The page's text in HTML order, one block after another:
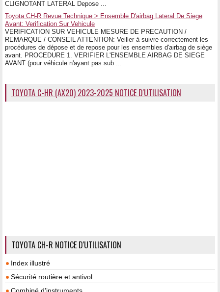
CLIGNOTANT LATERAL Depose ...
Toyota CH-R Revue Technique > Ensemble D'airbag Lateral De Siege
Avant: Verification Sur Vehicule
VERIFICATION SUR VEHICULE MESURE DE PRECAUTION /
REMARQUE / CONSEIL ATTENTION: Veiller à suivre correctement les
procédures de dépose et de repose pour les ensembles d'airbag de siège
avant. PROCEDURE 1. VERIFIER L'ENSEMBLE AIRBAG DE SIEGE
AVANT (pour véhicule n'ayant pas sub ...
TOYOTA C-HR (AX20) 2023-2025 NOTICE D'UTILISATION
TOYOTA CH-R NOTICE D'UTILISATION
Index illustré
Sécurité routière et antivol
Combiné d'instruments